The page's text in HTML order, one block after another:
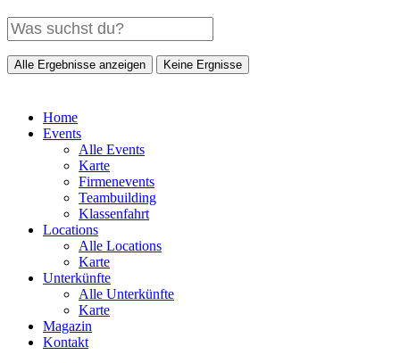
Alle Ergebnisse anzeigen Keine Ergnisse
Home
Events
Alle Events
Karte
Firmenevents
Teambuilding
Klassenfahrt
Locations
Alle Locations
Karte
Unterkünfte
Alle Unterkünfte
Karte
Magazin
Kontakt